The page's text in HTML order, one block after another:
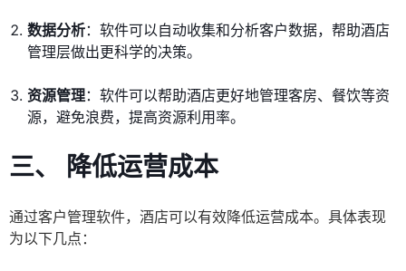
数据分析：软件可以自动收集和分析客户数据，帮助酒店
管理层做出更科学的决策。
资源管理：软件可以帮助酒店更好地管理客房、餐饮等资
源，避免浪费，提高资源利用率。
三、 降低运营成本
通过客户管理软件，酒店可以有效降低运营成本。具体表现
为以下几点：